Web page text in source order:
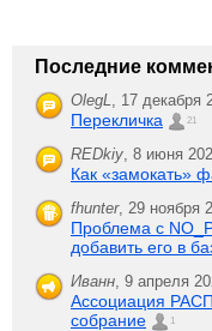
Последние
OlegL, 17 декабря
Перекличка 21
REDkiy, 8 июня
Как «замокать»
fhunter, 29 ноября
Проблема с
добавить его в
Иванн, 9 апреля
Ассоциация
собрание
1